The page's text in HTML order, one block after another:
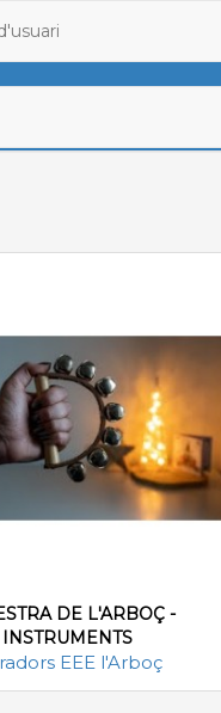
DE L'ARBOÇ -
EEE l'Arboç